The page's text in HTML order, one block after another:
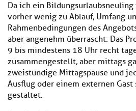
Da ich ein
vorher wenig zu Ablauf, Umfang
Rahmenbedingungen des
aber angenehm überrascht: Das
9 bis mindestens 18 Uhr recht
zusammengestellt, aber mittags
zweistündige Mittagspause und
Ausflug oder einem externen
gestaltet.